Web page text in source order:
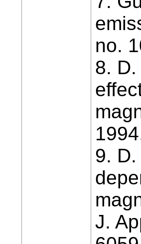
no.
8.
9.
J.